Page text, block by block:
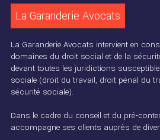
La Garanderie Avocats
La Garanderie Avocats intervient en
domaines du droit social et de la
devant toutes les juridictions
sociale (droit du travail, droit pénal du
sécurité sociale).
Dans le cadre du conseil et du pré-
accompagne ses clients auprès de